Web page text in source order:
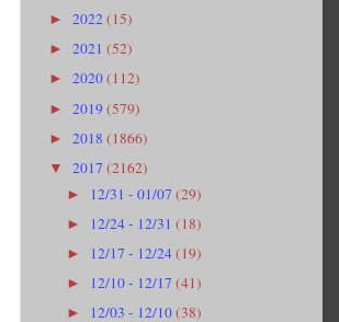
► 2022(15)
► 2021 (52)
► 2020(112)
► 2019 (579)
► 2018 (1866)
▼ 2017 (2162)
► 12/31 - 01/07(29)
► 12/24 - 12/31(18)
► 12/17 - 12/24(19)
► 12/10 - 12/17(41)
► 12/03 - 12/10(38)